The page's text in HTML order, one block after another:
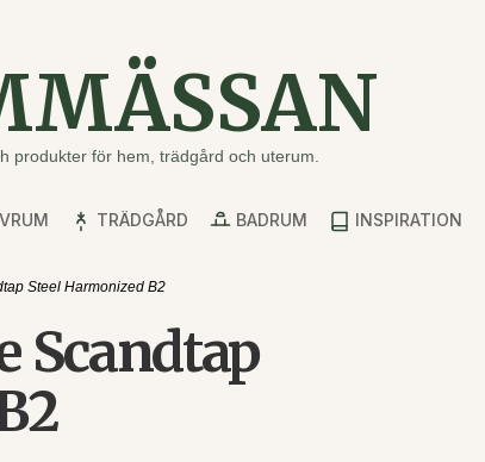
produkter för hem, trädgård och uterum.
TRÄDGÅRD BADRUM INSPIRATION
Steel Harmonized B2
Scandtap